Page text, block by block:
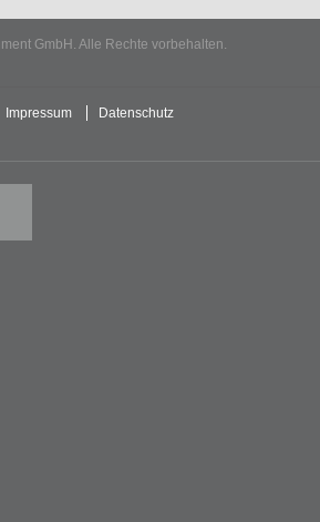
GmbH. Alle Rechte vorbehalten.
Impressum Datenschutz